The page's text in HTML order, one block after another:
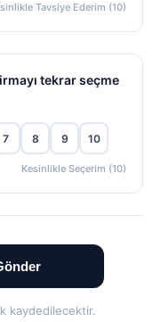
Tavsiye Ederim (10)
tekrar seçme
7 8 9 10
Kesinlikle Seçerim (10)
kaydedilecektir.